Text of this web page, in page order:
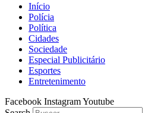
Início
Polícia
Política
Cidades
Sociedade
Especial Publicitário
Esportes
Entretenimento
Facebook InstagramYoutube